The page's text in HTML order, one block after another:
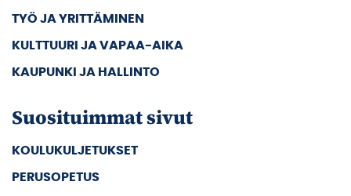
TYÖ JA YRITTÄMINEN
KULTTUURI JA VAPAA-AIKA
KAUPUNKI JA HALLINTO
Suosituimmat sivut
KOULUKULJETUKSET
PERUSOPETUS